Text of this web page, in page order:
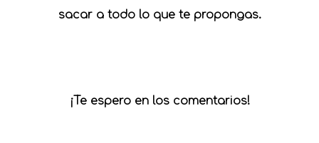
sacar a todo lo que te propongas.
¡Te espero en los comentarios!